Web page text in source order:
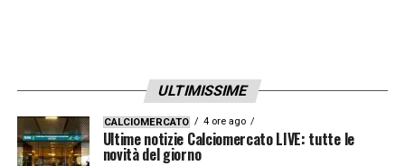
ULTIMISSIME
CALCIOMERCATO 4 ore ago
Ultime notizie Calciomercato LIVE: tutte le
novità del giorno